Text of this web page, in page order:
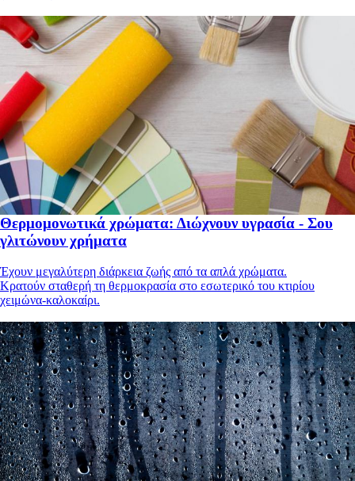
Θερμομονωτικά χρώματα: Διώχνουν υγρασία - Σου
γλιτώνουν χρήματα
Έχουν μεγαλύτερη διάρκεια ζωής από τα απλά χρώματα.
Κρατούν σταθερή τη θερμοκρασία στο εσωτερικό του κτιρίου
χειμώνα-καλοκαίρι.